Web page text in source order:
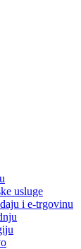
usluge
i e-trgovinu